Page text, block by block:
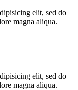
elit, sed do
magna aliqua.
elit, sed do
magna aliqua.